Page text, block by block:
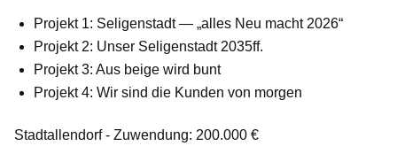
Projekt 1: Seligenstadt — „alles Neu macht 2026“
Projekt 2: Unser Seligenstadt 2035ff.
Projekt 3: Aus beige wird bunt
Projekt 4: Wir sind die Kunden von morgen
Stadtallendorf - Zuwendung: 200.000 €